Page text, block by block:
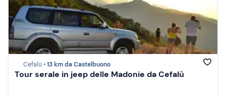
Cefalù •13 km da Castelbuono
Tour serale in jeep delle Madonie da Cefalù